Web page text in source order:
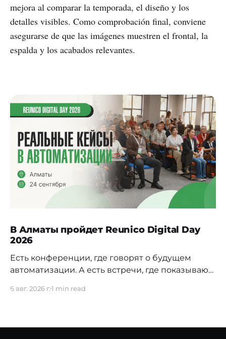
mejora al comparar la temporada, el diseño y los
detalles visibles. Como comprobación final, conviene
asegurarse de que las imágenes muestren el frontal, la
espalda y los acabados relevantes.
В Алматы пройдет Reunico Digital Day
2026
Есть конференции, где говорят о будущем
автоматизации. А есть встречи, где показывают,
компаний. 24 сентября в Алматы пройдёт
автоматизации, сложных решениях, внутренних
6 авг. 2026 г.1 min read